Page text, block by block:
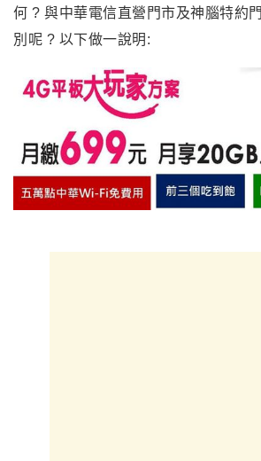
何 ? 與中華電信直營門市及神腦特約
別呢 ? 以下做一說明: